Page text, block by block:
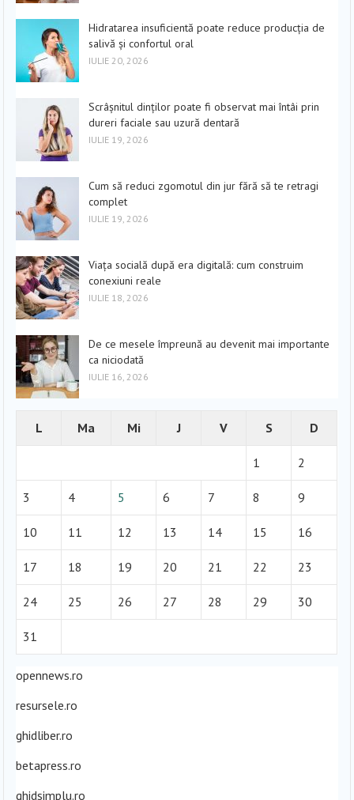
Hidratarea insuficientă poate reduce producția de
salivă și confortul oral
IULIE 20, 2026
Scrâșnitul dinților poate fi observat mai întâi prin
dureri faciale sau uzură dentară
IULIE 19, 2026
Cum să reduci zgomotul din jur fără să te retragi
complet
IULIE 19, 2026
Viața socială după era digitală: cum construim
conexiuni reale
IULIE 18, 2026
De ce mesele împreună au devenit mai importante
ca niciodată
IULIE 16, 2026
L Ma Mi J V S D
1 2
3 4 5 6 7 8 9
10 11 12 13 14 15 16
17 18 19 20 21 22 23
24 25 26 27 28 29 30
31
opennews.ro
resursele.ro
ghidliber.ro
betapress.ro
ghidsimplu.ro